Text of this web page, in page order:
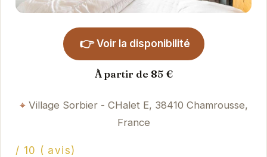
👉 Voir la disponibilité
À partir de 85 €
Village Sorbier - CHalet E, 38410 Chamrousse,
France
/ 10 ( avis)